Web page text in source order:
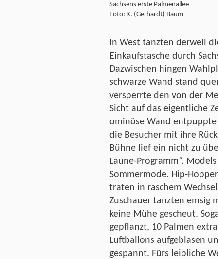
Sachsens erste Palmenallee
Foto: K. (Gerhardt) Baum
In West tanzten derweil
Einkaufstasche durch
Dazwischen hingen
schwarze Wand stand
versperrte den von der
Sicht auf das eigentliche
ominöse Wand entpuppte
die Besucher mit ihre
Bühne lief ein nicht zu
Laune-Programm“.
Sommermode. Hip-
traten in raschem
Zuschauer tanzten emsig
keine Mühe gescheut.
gepflanzt, 10 Palmen
Luftballons aufgeblasen
gespannt. Fürs leibliche